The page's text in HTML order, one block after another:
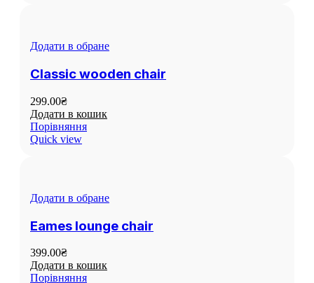
Додати в обране
Classic wooden chair
299.00₴
Додати в кошик
Порівняння
Quick view
Додати в обране
Eames lounge chair
399.00₴
Додати в кошик
Порівняння